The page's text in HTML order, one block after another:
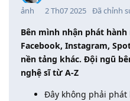
ảnh
2 Th07 2025 Đã chỉnh
Bên mình nhận phát
Facebook, Instagram,
nền tảng khác. Đội ngũ
nghệ sĩ từ A-Z
Đây không phải